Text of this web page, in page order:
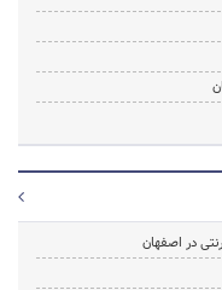
در اصفهان